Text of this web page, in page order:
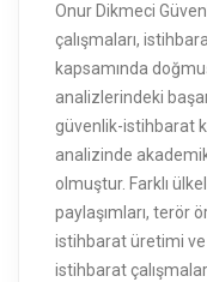
Onur Dikmeci
çalışmaları,
kapsamında
analizlerindeki
güvenlik-istihbarat
analizinde
olmuştur. Farklı
paylaşımları, terör
istihbarat üretimi ve
istihbarat